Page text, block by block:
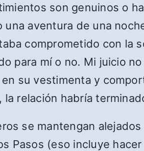
son genuinos o
aventura de una
comprometido con la
para mí o no. Mi juicio
su vestimenta y
relación habría
se mantengan
Pasos (eso incluye